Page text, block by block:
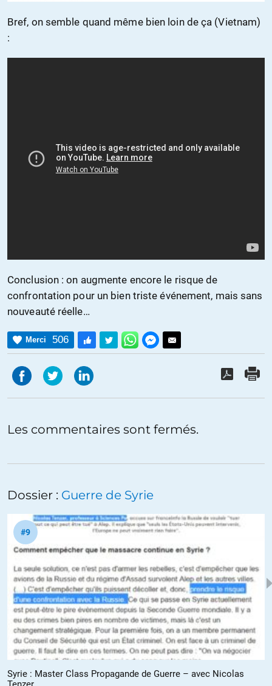
Bref, on semble quand même bien loin de ça (Vietnam)
:
Conclusion : on augmente encore le risque de
confrontation pour un bien triste événement, mais sans
nouveauté réelle…
Merci 506
Les commentaires sont fermés.
Dossier : Guerre de Syrie
#9
Syrie : Master Class Propagande de Guerre – avec Nicolas